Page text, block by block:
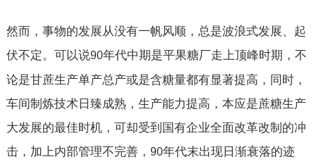
然而，事物的发展从没有一帆风顺，总是波浪式发展、起
伏不定。可以说90年代中期是平果糖厂走上顶峰时期，不
论是甘蔗生产单产总产或是含糖量都有显著提高，同时，
车间制炼技术日臻成熟，生产能力提高，本应是蔗糖生产
大发展的最佳时机，可却受到国有企业全面改革改制的冲
击，加上内部管理不完善， 90年代末出现日渐衰落的迹